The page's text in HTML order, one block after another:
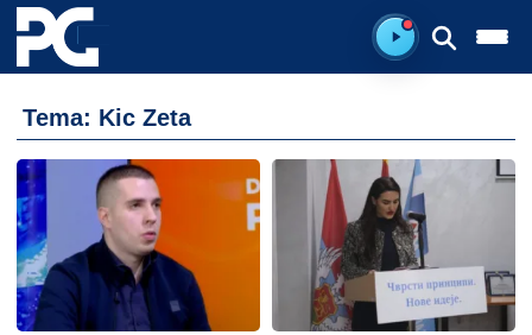
Spreman za
Tema: Kic Zeta